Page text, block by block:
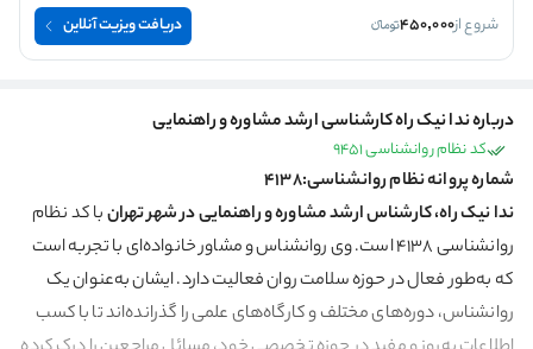
شروع از450,000 دریافت ویزیت آنلاین
درباره ندا نیک راه کارشناسی ارشد مشاوره و راهنمایی
کد نظام روانشناسی 9451
شماره پروانه نظام روانشناسی:4138
ندا نیک راه، کارشناس ارشد مشاوره و راهنمایی در شهر تهرانبا کد نظام
روانشناسی 4138 است. وی روانشناس و مشاور خانواده‌ای با تجربه است
که به‌طور فعال در حوزه سلامت روان فعالیت دارد. ایشان به‌عنوان یک
روانشناس، دوره‌های مختلف و کارگاه‌های علمی را گذرانده‌اند تا با کسب